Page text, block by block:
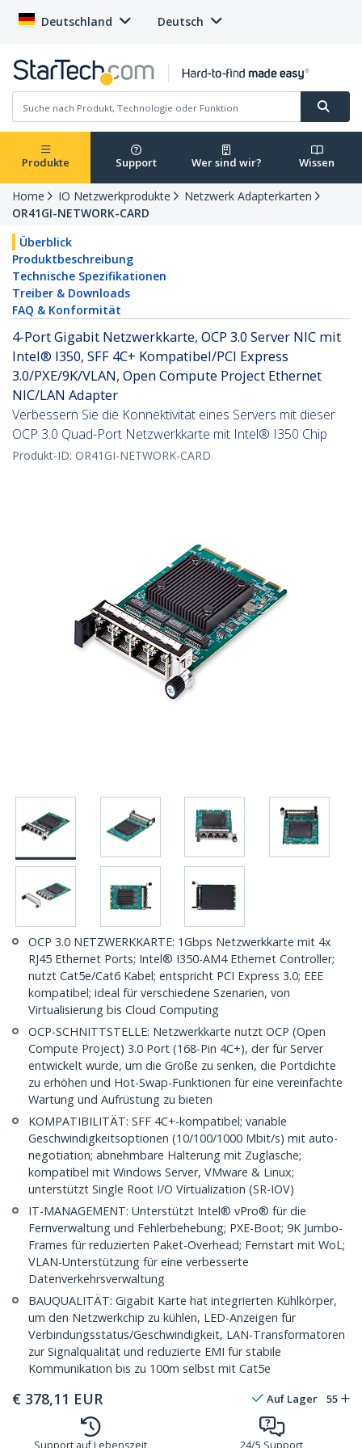
Deutschland Deutsch
Produkte Support Wer sind wir? Wissen
Home IO Netzwerkprodukte
Netzwerk Adapterkarten
OR41GI-NETWORK-CARD
Überblick
Produktbeschreibung
Technische Spezifikationen
Treiber & Downloads
FAQ & Konformität
4-Port Gigabit Netzwerkkarte, OCP 3.0 Server NIC mit
Intel® I350, SFF 4C+ Kompatibel/PCI Express
3.0/PXE/9K/VLAN, Open Compute Project Ethernet
NIC/LAN Adapter
Verbessern Sie die Konnektivität eines Servers mit dieser
OCP 3.0 Quad-Port Netzwerkkarte mit Intel® I350 Chip
Produkt-ID: OR41GI-NETWORK-CARD
OCP 3.0 NETZWERKKARTE: 1Gbps Netzwerkkarte mit 4x
RJ45 Ethernet Ports; Intel® I350-AM4 Ethernet Controller;
nutzt Cat5e/Cat6 Kabel; entspricht PCI Express 3.0; EEE
kompatibel; ideal für verschiedene Szenarien, von
Virtualisierung bis Cloud Computing
OCP-SCHNITTSTELLE: Netzwerkkarte nutzt OCP (Open
Compute Project) 3.0 Port (168-Pin 4C+), der für Server
entwickelt wurde, um die Größe zu senken, die Portdichte
zu erhöhen und Hot-Swap-Funktionen für eine vereinfachte
Wartung und Aufrüstung zu bieten
KOMPATIBILITÄT: SFF 4C+-kompatibel; variable
Geschwindigkeitsoptionen (10/100/1000 Mbit/s) mit auto-
negotiation; abnehmbare Halterung mit Zuglasche;
kompatibel mit Windows Server, VMware & Linux;
unterstützt Single Root I/O Virtualization (SR-IOV)
IT-MANAGEMENT: Unterstützt Intel® vPro® für die
Fernverwaltung und Fehlerbehebung; PXE-Boot; 9K Jumbo-
Frames für reduzierten Paket-Overhead; Fernstart mit WoL;
VLAN-Unterstützung für eine verbesserte
Datenverkehrsverwaltung
BAUQUALITÄT: Gigabit Karte hat integrierten Kühlkörper,
um den Netzwerkchip zu kühlen, LED-Anzeigen für
Verbindungsstatus/Geschwindigkeit, LAN-Transformatoren
zur Signalqualität und reduzierte EMI für stabile
Kommunikation bis zu 100m selbst mit Cat5e
€ 378,11 EUR Auf Lager 55
Support auf Lebenszeit 24/5 Support